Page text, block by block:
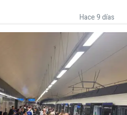
Hace 9 días